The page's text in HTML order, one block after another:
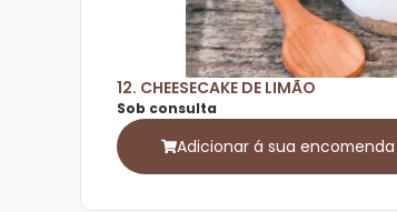
12. CHEESECAKE DE LIMÃO
Sob consulta
Adicionar á sua encomenda